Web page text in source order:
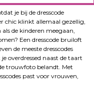
je bij de dresscode
chic klinkt allemaal gezellig,
de kinderen meegaan,
Een dresscode bruiloft
de meeste dresscodes
overdressed naast de taart
trouwfoto belandt. Met
past voor vrouwen,